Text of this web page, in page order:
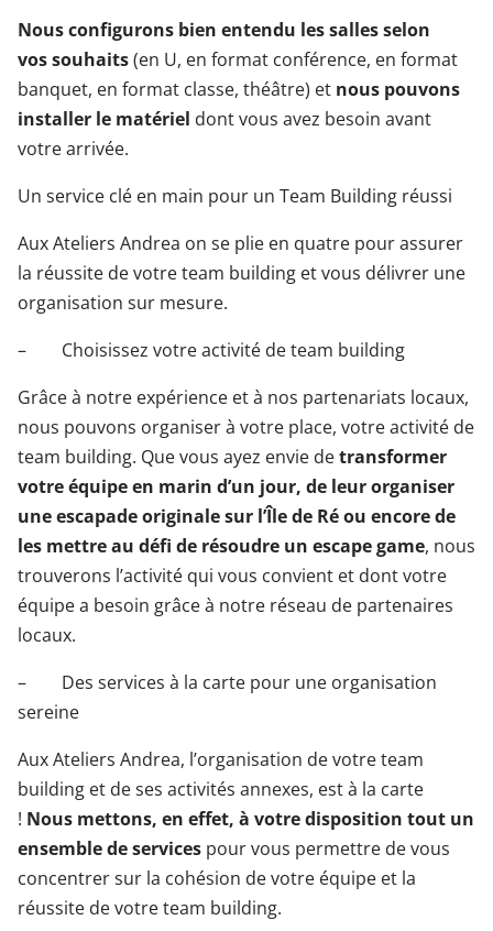
Nous configurons bien entendu les salles selon
vossouhaits(en U, en format conférence, en format
banquet, en format classe, théâtre) et nous pouvons
installer le matériel dont vous avez besoin avant
votre arrivée.
Un service clé en main pour un Team Building réussi
Aux Ateliers Andrea on se plie en quatre pour assurer
la réussite de votre team building et vous délivrer une
organisation sur mesure.
– Choisissez votre activité de team building
Grâce à notre expérience et à nos partenariats locaux,
nous pouvons organiser à votre place, votre activité de
team building. Que vous ayez envie detransformer
votre équipe en marin d’un jour, de leur organiser
une escapade originale sur l’Île de Ré ou encore de
les mettre au défi de résoudre un escape game, nous
trouverons l’activité qui vous convient et dont votre
équipe a besoin grâce à notre réseau de partenaires
locaux.
– Des services à la carte pour une organisation
sereine
Aux Ateliers Andrea, l’organisation de votre team
building et de ses activités annexes, est à la carte
! Nous mettons, en effet, à votre disposition tout un
ensemble de services pour vous permettre de vous
concentrer sur la cohésion de votre équipe et la
réussite de votre team building.